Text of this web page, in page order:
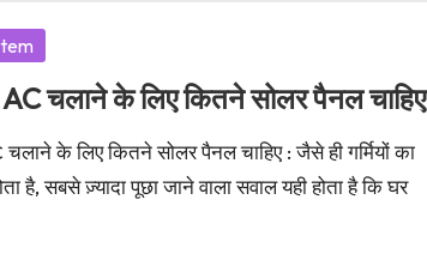
चलाने के लिए कितने सोलर पैनल चाहिए
के लिए कितने सोलर पैनल चाहिए : जैसे ही गर्मियों का
है, सबसे ज़्यादा पूछा जाने वाला सवाल यही होता है कि घर